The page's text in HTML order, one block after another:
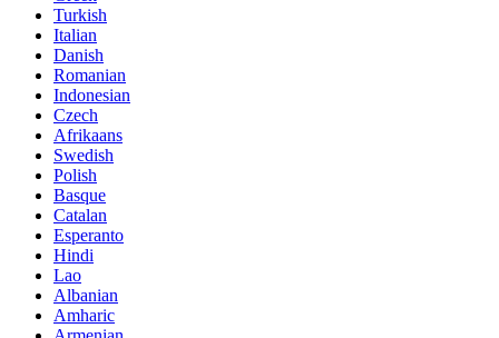
Turkish
Italian
Danish
Romanian
Indonesian
Czech
Afrikaans
Swedish
Polish
Basque
Catalan
Esperanto
Hindi
Lao
Albanian
Amharic